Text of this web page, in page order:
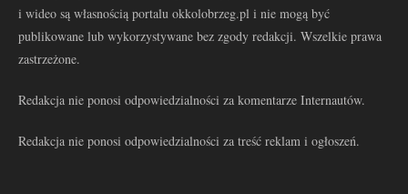
i wideo są własnością portalu okkolobrzeg.pl i nie mogą być
publikowane lub wykorzystywane bez zgody redakcji. Wszelkie prawa
zastrzeżone.
Redakcja nie ponosi odpowiedzialności za komentarze Internautów.
Redakcja nie ponosi odpowiedzialności za treść reklam i ogłoszeń.